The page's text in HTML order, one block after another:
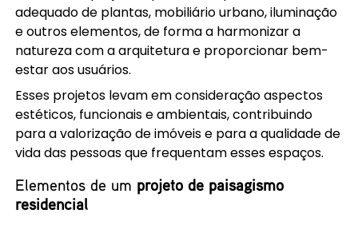
adequado de plantas, mobiliário urbano, iluminação
e outros elementos, de forma a harmonizar a
natureza com a arquitetura e proporcionar bem-
estar aos usuários.
Esses projetos levam em consideração aspectos
estéticos, funcionais e ambientais, contribuindo
para a valorização de imóveis e para a qualidade de
vida das pessoas que frequentam esses espaços.
Elementos de um projeto de paisagismo
residencial